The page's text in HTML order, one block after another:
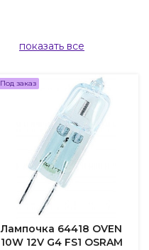
показать все
Под заказ
Лампочка 64418 OVEN
10W 12V G4 FS1 OSRAM